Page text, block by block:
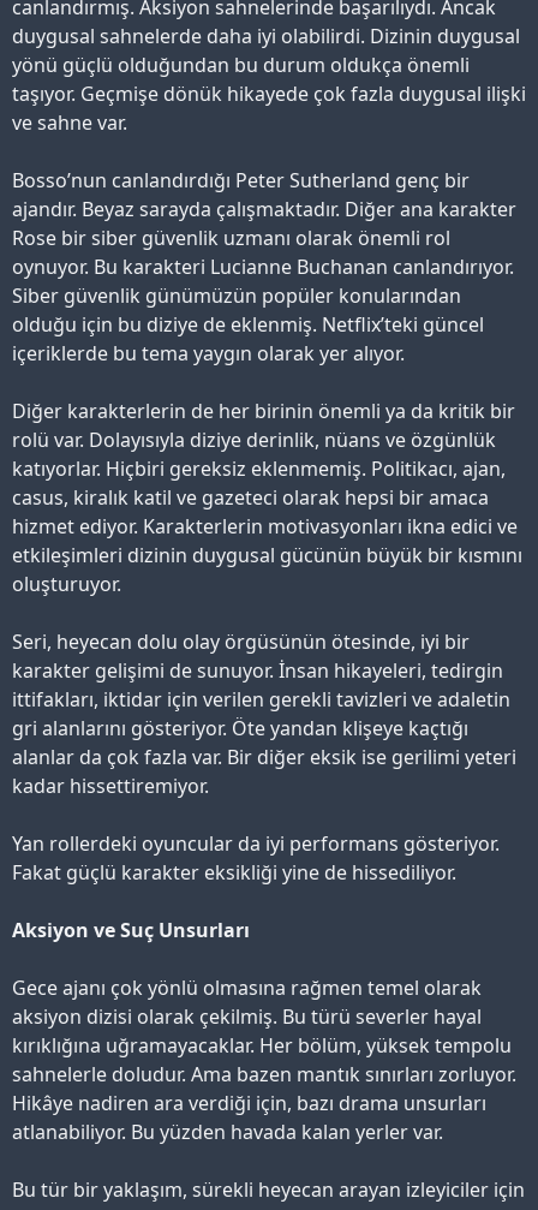
canlandırmış. Aksiyon sahnelerinde başarılıydı. Ancak
duygusal sahnelerde daha iyi olabilirdi. Dizinin duygusal
yönü güçlü olduğundan bu durum oldukça önemli
taşıyor. Geçmişe dönük hikayede çok fazla duygusal ilişki
ve sahne var.
Bosso’nun canlandırdığı Peter Sutherland genç bir
ajandır. Beyaz sarayda çalışmaktadır. Diğer ana karakter
Rose bir siber güvenlik uzmanı olarak önemli rol
oynuyor. Bu karakteri Lucianne Buchanan canlandırıyor.
Siber güvenlik günümüzün popüler konularından
olduğu için bu diziye de eklenmiş. Netflix’teki güncel
içeriklerde bu tema yaygın olarak yer alıyor.
Diğer karakterlerin de her birinin önemli ya da kritik bir
rolü var. Dolayısıyla diziye derinlik, nüans ve özgünlük
katıyorlar. Hiçbiri gereksiz eklenmemiş. Politikacı, ajan,
casus, kiralık katil ve gazeteci olarak hepsi bir amaca
hizmet ediyor. Karakterlerin motivasyonları ikna edici ve
etkileşimleri dizinin duygusal gücünün büyük bir kısmını
oluşturuyor.
Seri, heyecan dolu olay örgüsünün ötesinde, iyi bir
karakter gelişimi de sunuyor. İnsan hikayeleri, tedirgin
ittifakları, iktidar için verilen gerekli tavizleri ve adaletin
gri alanlarını gösteriyor. Öte yandan klişeye kaçtığı
alanlar da çok fazla var. Bir diğer eksik ise gerilimi yeteri
kadar hissettiremiyor.
Yan rollerdeki oyuncular da iyi performans gösteriyor.
Fakat güçlü karakter eksikliği yine de hissediliyor.
Aksiyon ve Suç Unsurları
Gece ajanı çok yönlü olmasına rağmen temel olarak
aksiyon dizisi olarak çekilmiş. Bu türü severler hayal
kırıklığına uğramayacaklar. Her bölüm, yüksek tempolu
sahnelerle doludur. Ama bazen mantık sınırları zorluyor.
Hikâye nadiren ara verdiği için, bazı drama unsurları
atlanabiliyor. Bu yüzden havada kalan yerler var.
Bu tür bir yaklaşım, sürekli heyecan arayan izleyiciler için